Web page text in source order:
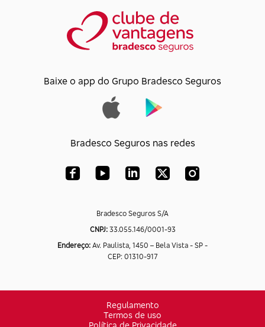
Baixe o app do Grupo Bradesco Seguros
Bradesco Seguros nas redes
Bradesco Seguros S/A
CNPJ:33.055.146/0001-93
Endereço: Av. Paulista, 1450 – Bela Vista - SP -
CEP: 01310-917
Regulamento
Termos de uso